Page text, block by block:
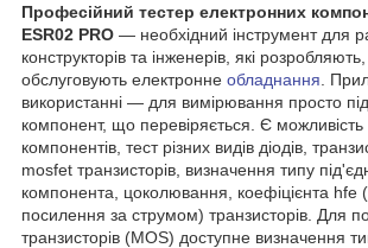
Професійний тестер електронних
ESR02 PRO — необхідний інструмент для
конструкторів та інженерів, які
обслуговують електронне обладнання .
використанні — для вимірювання просто
компонент, що перевіряється. Є можливість
компонентів, тест різних видів діодів,
mosfet транзисторів, визначення типу
компонента, цоколювання, коефіцієнта hfe
посилення за струмом) транзисторів. Для
транзисторів (MOS) доступне визначення